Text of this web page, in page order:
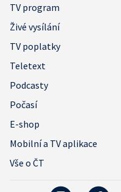
TV program
Živé vysílání
TV poplatky
Teletext
Podcasty
Počasí
E-shop
Mobilní a TV aplikace
Vše o ČT